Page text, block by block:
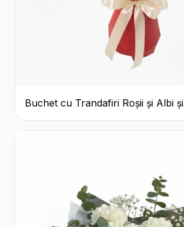
Buchet cu Trandafiri Roșii și Albi și
Gypsophila